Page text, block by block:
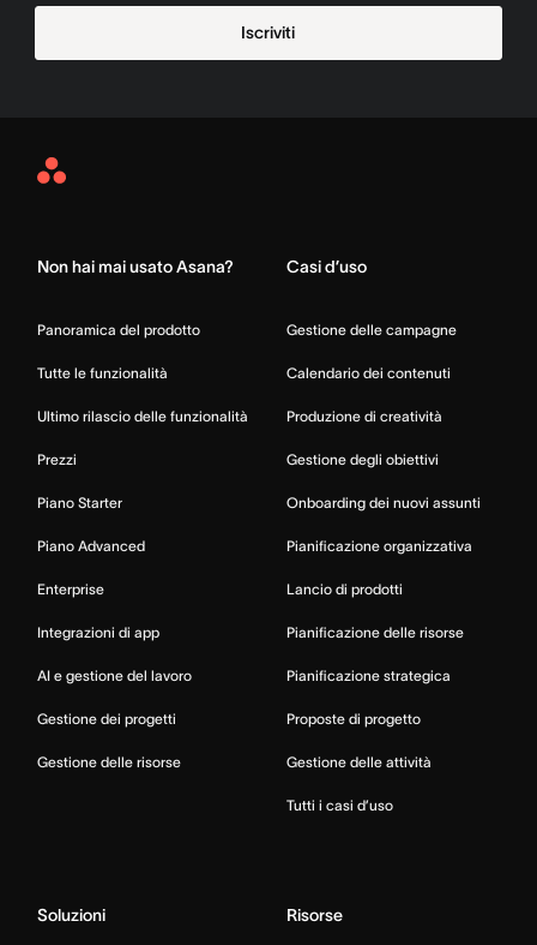
Iscriviti
Asana
Non hai mai usato Asana?
Panoramica del prodotto
Tutte le funzionalità
Ultimo rilascio delle funzionalità
Prezzi
Piano Starter
Piano Advanced
Enterprise
Integrazioni di app
AI e gestione del lavoro
Gestione dei progetti
Gestione delle risorse
Casi d’uso
Gestione delle campagne
Calendario dei contenuti
Produzione di creatività
Gestione degli obiettivi
Onboarding dei nuovi assunti
Pianificazione organizzativa
Lancio di prodotti
Pianificazione delle risorse
Pianificazione strategica
Proposte di progetto
Gestione delle attività
Tutti i casi d’uso
Soluzioni Risorse